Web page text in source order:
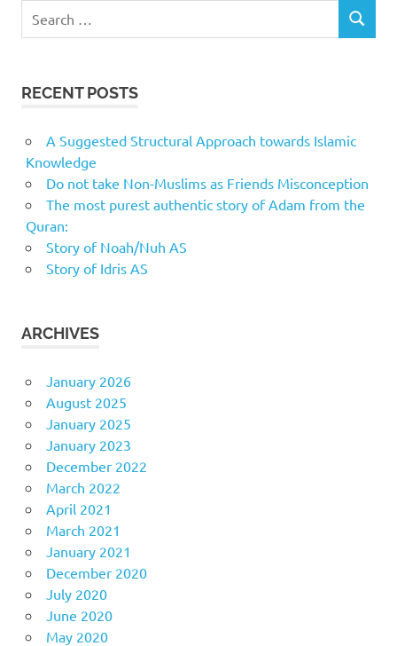
for:
SEARCH
RECENT POSTS
A Suggested Structural Approach towards Islamic
Knowledge
Do not take Non-Muslims as Friends Misconception
The most purest authentic story of Adam from the
Quran:
Story of Noah/Nuh AS
Story of Idris AS
ARCHIVES
January 2026
August 2025
January 2025
January 2023
December 2022
March 2022
April 2021
March 2021
January 2021
December 2020
July 2020
June 2020
May 2020